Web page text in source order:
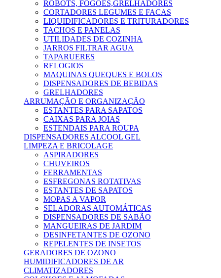
ROBOTS, FOGÕES,GRELHADORES
CORTADORES LEGUMES E FACAS
LIQUIDIFICADORES E TRITURADORES
TACHOS E PANELAS
UTILIDADES DE COZINHA
JARROS FILTRAR AGUA
TAPARUERES
RELOGIOS
MAQUINAS QUEQUES E BOLOS
DISPENSADORES DE BEBIDAS
GRELHADORES
ARRUMAÇÃO E ORGANIZAÇÃO
ESTANTES PARA SAPATOS
CAIXAS PARA JOIAS
ESTENDAIS PARA ROUPA
DISPENSADORES ALCOOL GEL
LIMPEZA E BRICOLAGE
ASPIRADORES
CHUVEIROS
FERRAMENTAS
ESFREGONAS ROTATIVAS
ESTANTES DE SAPATOS
MOPAS A VAPOR
SELADORAS AUTOMÁTICAS
DISPENSADORES DE SABÃO
MANGUEIRAS DE JARDIM
DESINFETANTES DE OZONO
REPELENTES DE INSETOS
GERADORES DE OZONO
HUMIDIFICADORES DE AR
CLIMATIZADORES